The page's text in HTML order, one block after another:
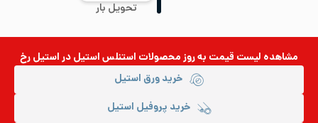
تحویل بار
مشاهده لیست قیمت به روزمحصولات استنلس استیلدر استیل رخ
خرید ورق استیل
خرید پروفیل استیل